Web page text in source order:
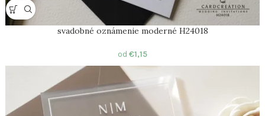
svadobné oznámenie moderné H24018
od €1,15